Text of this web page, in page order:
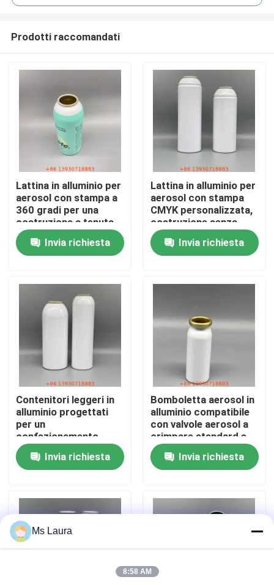
Casa
Video
Circa noi
Giro della fabbrica
Controllo di qualità
Contatto Stati Uniti
Notizie
Casi
Valvola a gas del butano
Prodotti raccomandati
Lattina in alluminio per
aerosol con stampa a
360 gradi per una
costruzione a tenuta
stagna senza
interruzioni e
proprietà barriera
Invia richiesta
Lattina in alluminio per
aerosol con stampa
CMYK personalizzata,
costruzione senza
saldature a prova di
perdite e materiale
infinitamente
Invia richiesta
Contenitori leggeri in
alluminio progettati
per un
confezionamento
sicuro di aerosol
Invia richiesta
Bomboletta aerosol in
alluminio compatibile
con valvole aerosol a
crimpare standard e
cappucci spray
Invia richiesta
Ms Laura
8:58 AM